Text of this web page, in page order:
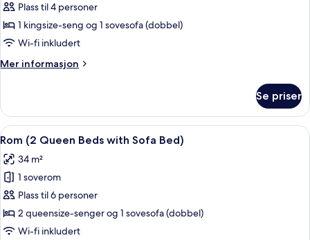
Rom,
1
kingsize-
med
Plass til 4 personer
1 kingsize-seng og 1 sovesofa (dobbel)
Wi-fi inkludert
Mer informasjon
Mer
1
kingsize-
seng
sovesofa
Se priser
Åpne
alle
bildene
av
Rom
(2
Queen
Safe på rommet, skrivebord og
6
Rom (2 Queen Beds with Sofa Bed)
34 m²
1 soverom
Plass til 6 personer
2 queensize-senger og 1 sovesofa (dobbel)
Wi-fi inkludert